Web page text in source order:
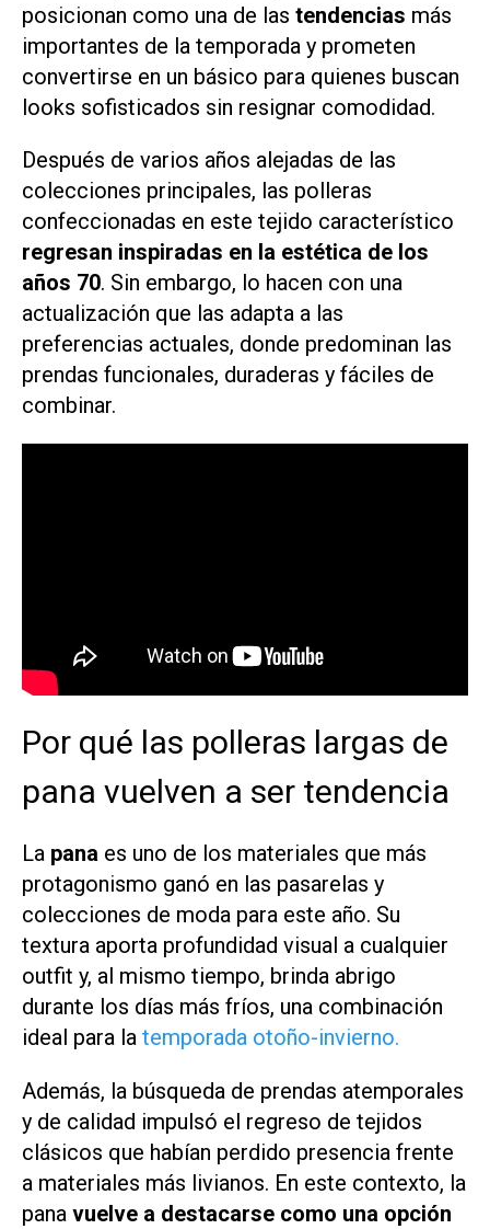
posicionan como una de las tendencias más
importantes de la temporada y prometen
convertirse en un básico para quienes buscan
looks sofisticados sin resignar comodidad.
Después de varios años alejadas de las
colecciones principales, las polleras
confeccionadas en este tejido característico
regresan inspiradas en la estética de los
años 70. Sin embargo, lo hacen con una
actualización que las adapta a las
preferencias actuales, donde predominan las
prendas funcionales, duraderas y fáciles de
combinar.
Por qué las polleras largas de
pana vuelven a ser tendencia
La pana es uno de los materiales que más
protagonismo ganó en las pasarelas y
colecciones de moda para este año. Su
textura aporta profundidad visual a cualquier
outfit y, al mismo tiempo, brinda abrigo
durante los días más fríos, una combinación
ideal para la temporada otoño-invierno.
Además, la búsqueda de prendas atemporales
y de calidad impulsó el regreso de tejidos
clásicos que habían perdido presencia frente
a materiales más livianos. En este contexto, la
pana vuelve a destacarse como una opción